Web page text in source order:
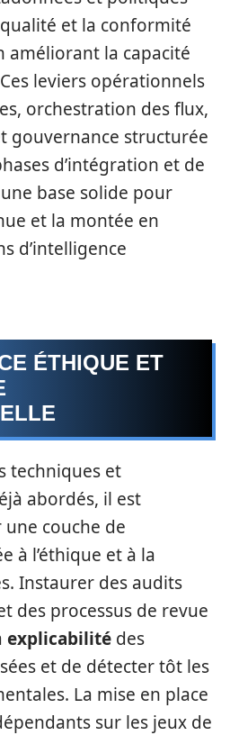
qualité et la conformité
améliorant la capacité
leviers opérationnels
orchestration des flux,
gouvernance structurée
d’intégration et de
base solide pour
et la montée en
d’intelligence
ÉTHIQUE ET
techniques et
abordés, il est
une couche de
à l’éthique et à la
Instaurer des audits
des processus de revue
explicabilité des
et de détecter tôt les
La mise en place
sur les jeux de